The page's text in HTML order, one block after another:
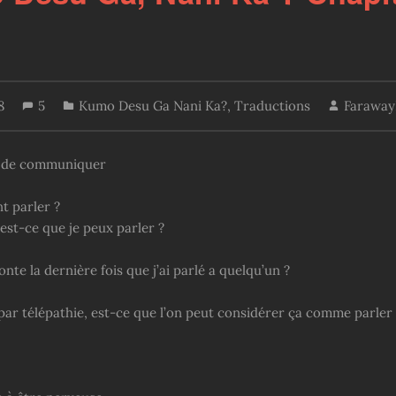
5 Kumo Desu Ga Nani Ka?, Traductions
communiquer
parler ?
ce que je peux parler ?
la dernière fois que j’ai parlé a quelqu’un ?
télépathie, est-ce que l’on peut considérer ça comme parler